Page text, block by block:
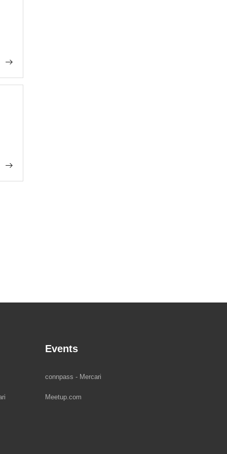
Events
connpass - Mercari
Meetup.com